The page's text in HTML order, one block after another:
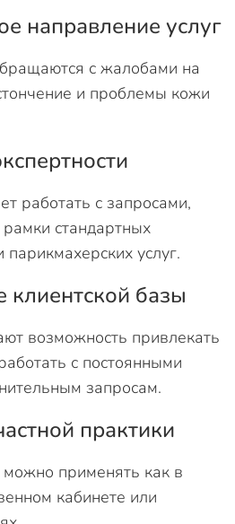
направление услуг
с жалобами на
и проблемы кожи
работать с запросами,
стандартных
парикмахерских услуг.
клиентской базы
возможность привлекать
с постоянными
запросам.
практики
применять как в
кабинете или